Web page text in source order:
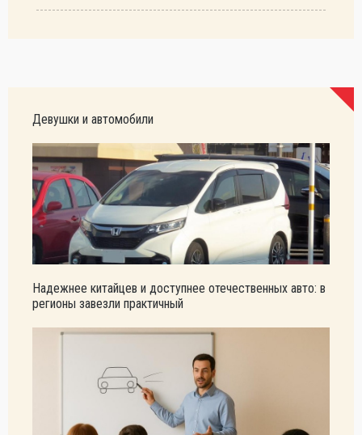
Девушки и автомобили
Надежнее китайцев и доступнее отечественных авто: в
регионы завезли практичный